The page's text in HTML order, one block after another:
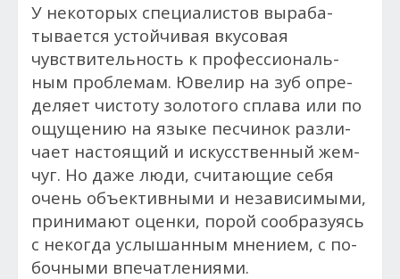
У не­кото­рых спе­ци­алис­тов вы­раба­
тыва­ет­ся ус­той­чи­вая вку­совая
чувствительность к про­фес­си­ональ­
ным проб­ле­мам. Юве­лир на зуб оп­ре­
деля­ет чис­то­ту золото­го спла­ва или по
ощу­щению на язы­ке пес­чи­нок раз­ли­
ча­ет нас­то­ящий и искусственный жем­
чуг. Но да­же лю­ди, счи­та­ющие се­бя
очень объ­ек­тивны­ми и независимы­ми,
при­нима­ют оцен­ки, по­рой со­об­ра­зу­ясь
с не­ког­да ус­лы­шан­ным мне­ни­ем, с по­
боч­ны­ми впе­чат­ле­ни­ями.